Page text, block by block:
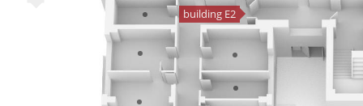
building E2